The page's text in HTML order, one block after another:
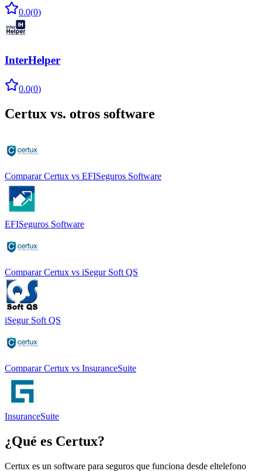
0.0(0)
InterHelper
0.0(0)
Certux vs. otros software
Comparar Certux vs EFISeguros Software
EFISeguros Software
Comparar Certux vs iSegur Soft QS
iSegur Soft QS
Comparar Certux vs InsuranceSuite
InsuranceSuite
¿Qué es Certux?
Certux es un software para seguros que funciona desde eltelefono